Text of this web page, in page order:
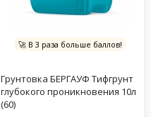
🚀 В 3 раза больше баллов!
Грунтовка БЕРГАУФ Тифгрунт
глубокого проникновения 10л
(60)